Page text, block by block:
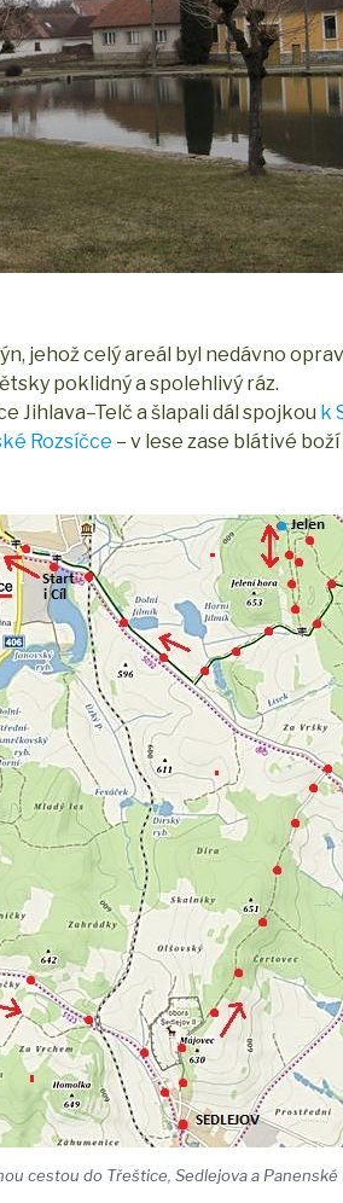
jehož celý areál byl nedávno
poklidný a spolehlivý ráz.
Jihlava–Telč a šlapali dál spojkou k
Rozsíčce – v lese zase blátivé
cestou do Třeštice, Sedlejova a